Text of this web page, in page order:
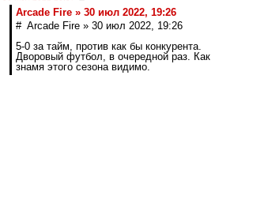
Arcade Fire » 30 июл 2022, 19:26
# Arcade Fire » 30 июл 2022, 19:26
5-0 за тайм, против как бы конкурента.
Дворовый футбол, в очередной раз. Как
знамя этого сезона видимо.